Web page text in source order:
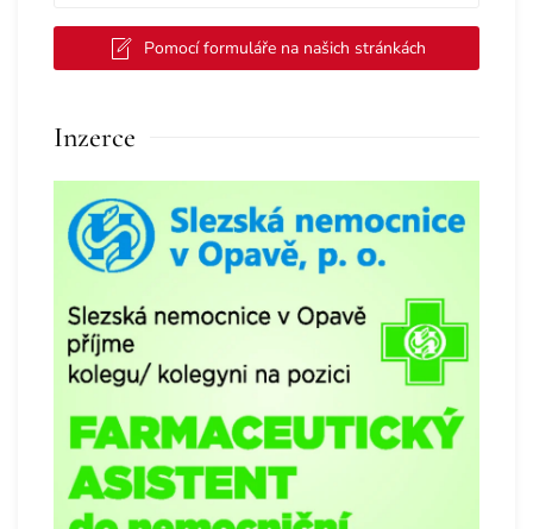
Pomocí formuláře na našich stránkách
Inzerce